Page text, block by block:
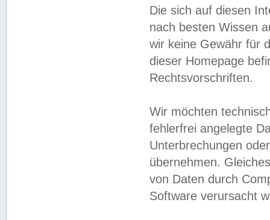
Die sich auf diesen
nach besten Wissen
wir keine Gewähr für
dieser Homepage
Rechtsvorschriften.
Wir möchten
fehlerfrei angelegte
Unterbrechungen
übernehmen.
von Daten durch
Software verursacht